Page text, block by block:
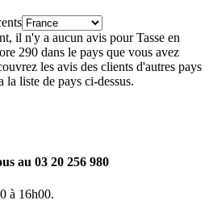
il n'y a aucun avis pour Tasse en
290 dans le pays que vous avez
les avis des clients d'autres pays
la liste de pays ci-dessus.
au 03 20 256 980
à 16h00.